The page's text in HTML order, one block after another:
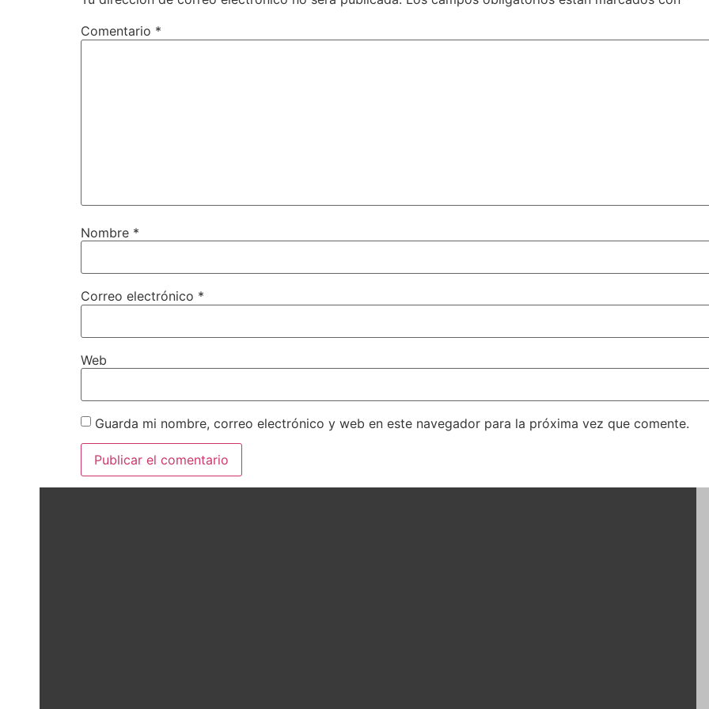
Comentario *
Nombre *
Correo electrónico *
Web
Guarda mi nombre, correo electrónico y web en este navegador para la próxima vez que comente.